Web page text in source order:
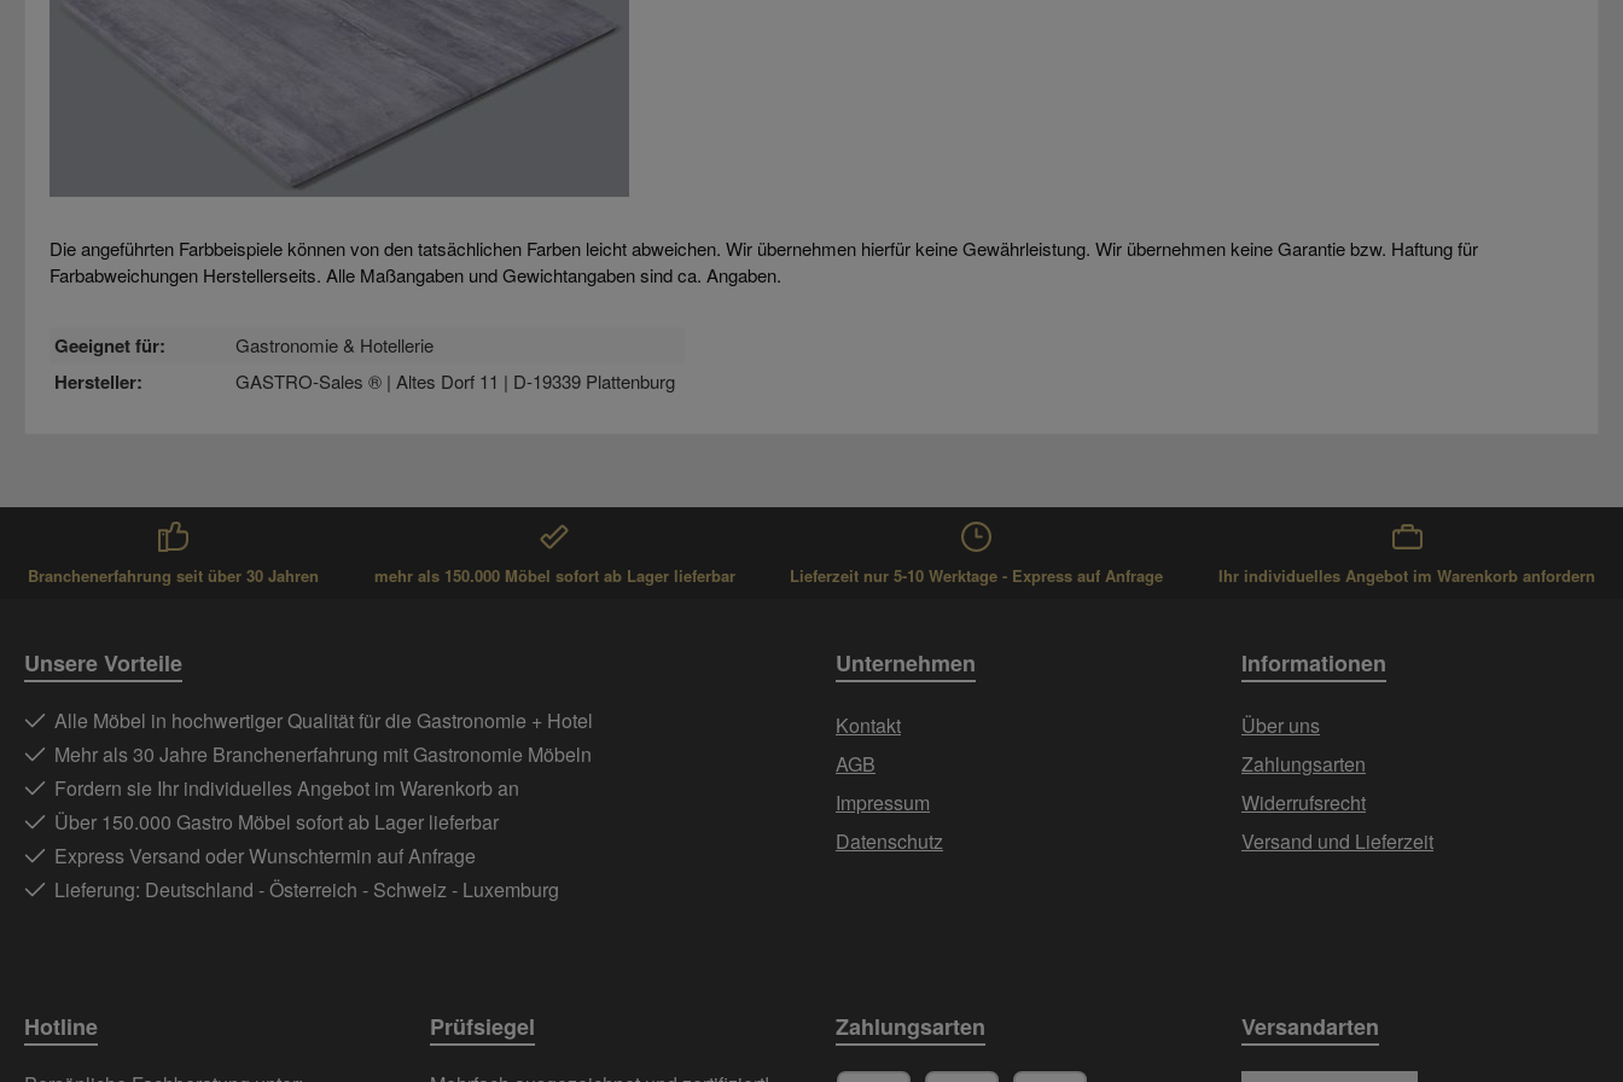
Die angeführten Farbbeispiele können von den tatsächlichen Farben leicht abweichen. Wir übernehmen hierfür keine Gewährleistung. Wir übernehmen keine Garantie bzw. Haftung für
Farbabweichungen Herstellerseits. Alle Maßangaben und Gewichtangaben sind ca. Angaben.
Geeignet für: Gastronomie & Hotellerie
Hersteller: GASTRO-Sales ® | Altes Dorf 11 | D-19339 Plattenburg
Branchenerfahrung seit über 30 Jahren mehr als 150.000 Möbel sofort ab Lager lieferbar Lieferzeit nur 5-10 Werktage - Express auf Anfrage Ihr individuelles Angebot im Warenkorb anfordern
Unsere Vorteile
Alle Möbel in hochwertiger Qualität für die Gastronomie + Hotel
Mehr als 30 Jahre Branchenerfahrung mit Gastronomie Möbeln
Fordern sie Ihr individuelles Angebot im Warenkorb an
Über 150.000 Gastro Möbel sofort ab Lager lieferbar
Express Versand oder Wunschtermin auf Anfrage
Lieferung: Deutschland - Österreich - Schweiz - Luxemburg
Unternehmen
Kontakt
AGB
Impressum
Datenschutz
Informationen
Über uns
Zahlungsarten
Widerrufsrecht
Versand und Lieferzeit
Hotline Prüfsiegel Zahlungsarten Versandarten